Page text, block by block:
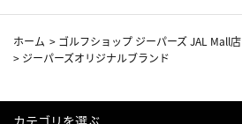
ホーム > ゴルフショップ ジーパーズ JAL Mall店
> ジーパーズオリジナルブランド